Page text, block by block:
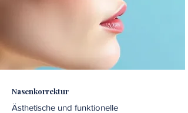
Nasenkorrektur
Ästhetische und funktionelle